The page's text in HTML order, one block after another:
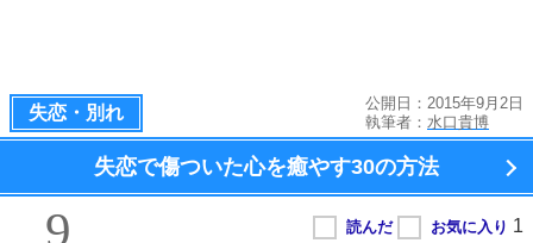
失恋・別れ
公開日：2015年9月2日
執筆者： 水口貴博
失恋で傷ついた心を癒やす30の方法
9